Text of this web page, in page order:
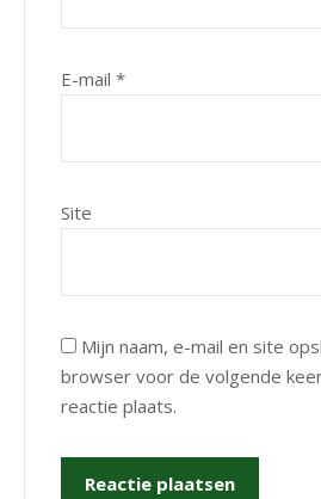
E-mail *
Site
Mijn naam, e-mail en site
browser voor de volgende
reactie plaats.